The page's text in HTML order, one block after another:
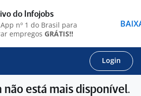
Login
não está mais disponível.
do Infojobs
nº 1 do Brasil para
empregos GRÁTIS!!